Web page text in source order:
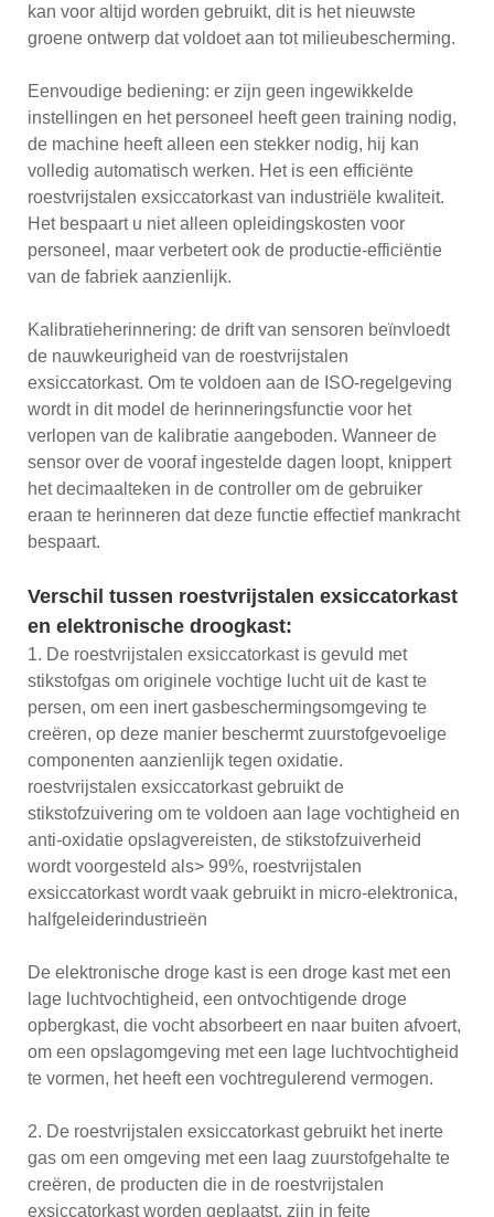
kan voor altijd worden gebruikt, dit is het nieuwste
groene ontwerp dat voldoet aan tot milieubescherming.
Eenvoudige bediening: er zijn geen ingewikkelde
instellingen en het personeel heeft geen training nodig,
de machine heeft alleen een stekker nodig, hij kan
volledig automatisch werken. Het is een efficiënte
roestvrijstalen exsiccatorkast van industriële kwaliteit.
Het bespaart u niet alleen opleidingskosten voor
personeel, maar verbetert ook de productie-efficiëntie
van de fabriek aanzienlijk.
Kalibratieherinnering: de drift van sensoren beïnvloedt
de nauwkeurigheid van de roestvrijstalen
exsiccatorkast. Om te voldoen aan de ISO-regelgeving
wordt in dit model de herinneringsfunctie voor het
verlopen van de kalibratie aangeboden. Wanneer de
sensor over de vooraf ingestelde dagen loopt, knippert
het decimaalteken in de controller om de gebruiker
eraan te herinneren dat deze functie effectief mankracht
bespaart.
Verschil tussen roestvrijstalen exsiccatorkast
en elektronische droogkast:
1. De roestvrijstalen exsiccatorkast is gevuld met
stikstofgas om originele vochtige lucht uit de kast te
persen, om een ​​inert gasbeschermingsomgeving te
creëren, op deze manier beschermt zuurstofgevoelige
componenten aanzienlijk tegen oxidatie.
roestvrijstalen exsiccatorkast gebruikt de
stikstofzuivering om te voldoen aan lage vochtigheid en
anti-oxidatie opslagvereisten, de stikstofzuiverheid
wordt voorgesteld als> 99%, roestvrijstalen
exsiccatorkast wordt vaak gebruikt in micro-elektronica,
halfgeleiderindustrieën
De elektronische droge kast is een droge kast met een
lage luchtvochtigheid, een ontvochtigende droge
opbergkast, die vocht absorbeert en naar buiten afvoert,
om een ​​opslagomgeving met een lage luchtvochtigheid
te vormen, het heeft een vochtregulerend vermogen.
2. De roestvrijstalen exsiccatorkast gebruikt het inerte
gas om een ​​omgeving met een laag zuurstofgehalte te
creëren, de producten die in de roestvrijstalen
exsiccatorkast worden geplaatst, zijn in feite